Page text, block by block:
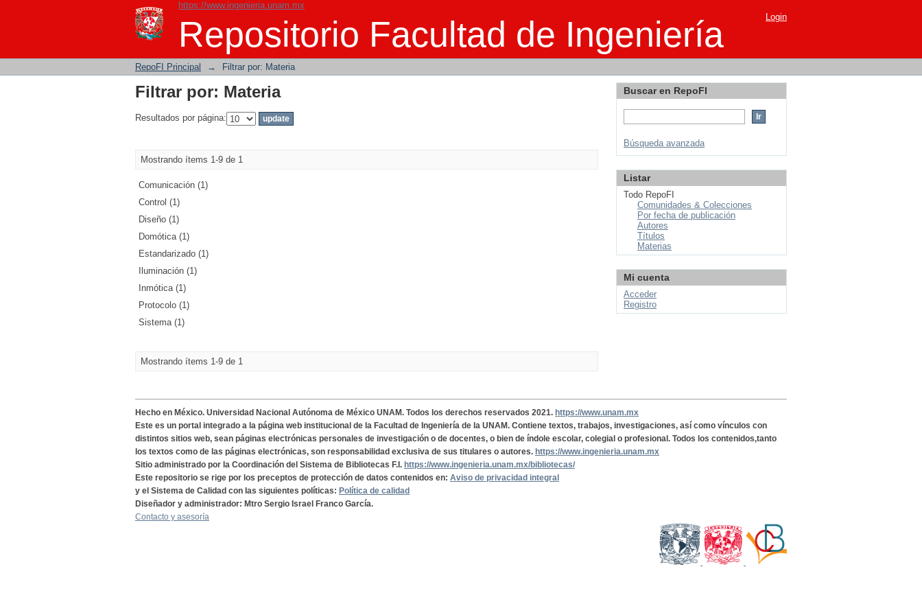
https://www.ingenieria.unam.mx
Repositorio Facultad de Ingeniería
Filtrar por: Materia Login
RepoFI Principal → Filtrar por: Materia
Filtrar por: Materia
Resultados por página:
Mostrando ítems 1-9 de 1
Comunicación (1)
Control (1)
Diseño (1)
Domótica (1)
Estandarizado (1)
Iluminación (1)
Inmótica (1)
Protocolo (1)
Sistema (1)
Mostrando ítems 1-9 de 1
Buscar en RepoFI
Búsqueda avanzada
Listar
Todo RepoFI
Comunidades & Colecciones
Por fecha de publicación
Autores
Títulos
Materias
Mi cuenta
Acceder
Registro
Hecho en México. Universidad Nacional Autónoma de México UNAM. Todos los derechos reservados 2021. https://www.unam.mx
Este es un portal integrado a la página web institucional de la Facultad de Ingeniería de la UNAM. Contiene textos, trabajos, investigaciones, así como vínculos con
distintos sitios web, sean páginas electrónicas personales de investigación o de docentes, o bien de índole escolar, colegial o profesional. Todos los contenidos,tanto
los textos como de las páginas electrónicas, son responsabilidad exclusiva de sus titulares o autores. https://www.ingenieria.unam.mx
Sitio administrado por la Coordinación del Sistema de Bibliotecas F.I. https://www.ingenieria.unam.mx/bibliotecas/
Este repositorio se rige por los preceptos de protección de datos contenidos en: Aviso de privacidad integral
y el Sistema de Calidad con las siguientes políticas: Política de calidad
Diseñador y administrador: Mtro Sergio Israel Franco García.
Contacto y asesoría